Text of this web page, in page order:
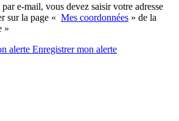
e-mail, vous devez saisir votre adresse
sur la page « Mes coordonnées » de la
»
alerte Enregistrermon alerte